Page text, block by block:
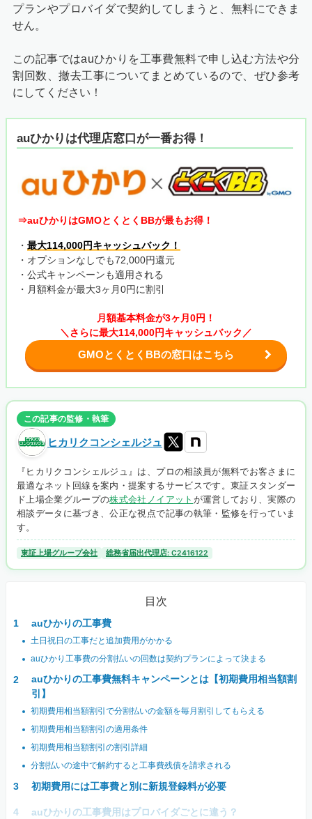
プランやプロバイダで契約してしまうと、無料にできま
せん。
この記事ではauひかりを工事費無料で申し込む方法や分
割回数、撤去工事についてまとめているので、ぜひ参考
にしてください！
auひかりは代理店窓口が一番お得！
⇒auひかりはGMOとくとくBBが最もお得！
・ 最大114,000円キャッシュバック！
・オプションなしでも72,000円還元
・公式キャンペーンも適用される
・月額料金が最大3ヶ月0円に割引
月額基本料金が3ヶ月0円！
＼さらに最大114,000円キャッシュバック／
GMOとくとくBBの窓口はこちら
この記事の監修・執筆
ヒカリクコンシェルジュ
『ヒカリクコンシェルジュ』は、プロの相談員が無料でお客さまに
最適なネット回線を案内・提案するサービスです。東証スタンダー
ド上場企業グループの株式会社ノイアット が運営しており、実際の
相談データに基づき、公正な視点で記事の執筆・監修を行っていま
す。
東証上場グループ会社 総務省届出代理店: C2416122
目次
auひかりの工事費
土日祝日の工事だと追加費用がかかる
auひかり工事費の分割払いの回数は契約プランによって決まる
auひかりの工事費無料キャンペーンとは【初期費用相当額割
引】
初期費用相当額割引で分割払いの金額を毎月割引してもらえる
初期費用相当額割引の適用条件
初期費用相当額割引の割引詳細
分割払いの途中で解約すると工事費残債を請求される
初期費用には工事費と別に新規登録料が必要
auひかりの工事費用はプロバイダごとに違う？